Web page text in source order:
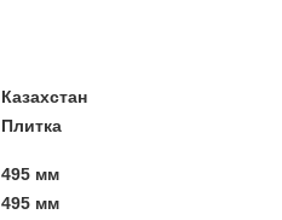
Казахстан
Плитка
495 мм
495 мм